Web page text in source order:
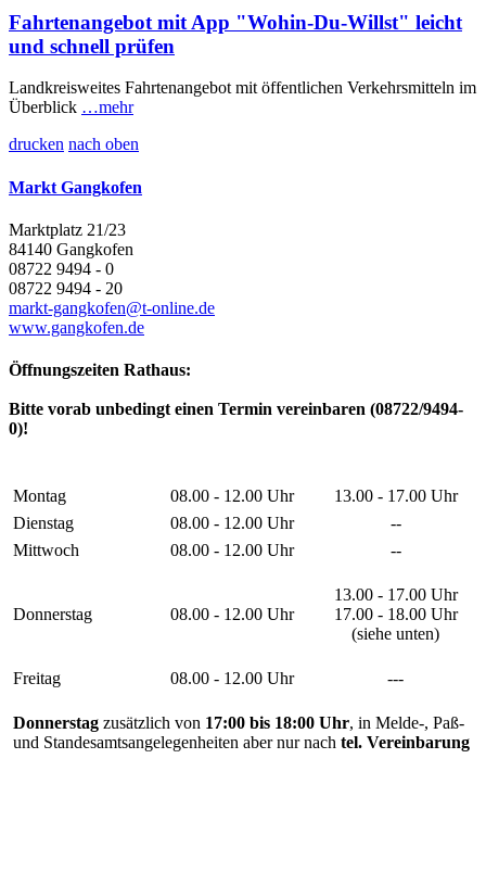
Fahrtenangebot mit App "Wohin-Du-Willst" leicht
und schnell prüfen
Landkreisweites Fahrtenangebot mit öffentlichen Verkehrsmitteln im
Überblick …mehr
drucken nach oben
Markt Gangkofen
Marktplatz 21/23
84140 Gangkofen
08722 9494 - 0
08722 9494 - 20
markt-gangkofen@t-online.de
www.gangkofen.de
Öffnungszeiten Rathaus:
Bitte vorab unbedingt einen Termin vereinbaren (08722/9494-
0)!
Montag 08.00 - 12.00 Uhr
13.00 - 17.00 Uhr
Dienstag
08.00 - 12.00 Uhr
--
Mittwoch
08.00 - 12.00 Uhr --
Donnerstag 08.00 - 12.00 Uhr
13.00 - 17.00 Uhr
17.00 - 18.00 Uhr
(siehe unten)
Freitag 08.00 - 12.00 Uhr ---
Donnerstag zusätzlich von 17:00 bis 18:00 Uhr, in Melde-, Paß-
und Standesamtsangelegenheiten aber nur nach tel. Vereinbarung